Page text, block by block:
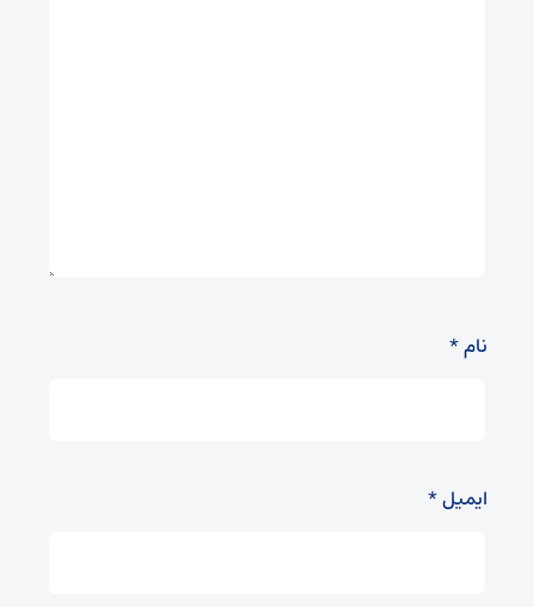
نام*
ایمیل*